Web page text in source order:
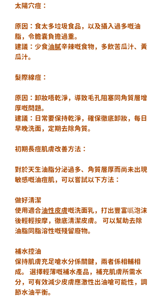
太陽穴痘：
原因：食太多垃圾食品，以及攝入過多嘅油
脂，令膽囊負擔過重。
建議：少食油膩辛辣嘅食物，多飲苦瓜汁、黃
瓜汁。
髮際線痘：
原因：卸妝唔乾淨，導致毛孔阻塞同角質層增
厚嘅問題。
建議：日常要保持乾淨，確保徹底卸妝，每日
早晚洗面，定期去除角質。
初期長痘肌膚改善方法：
對於天生油脂分泌過多、角質層厚而尚未出現
敏感嘅油痘肌，可以嘗試以下方法：
做好清潔
使用適合油性皮膚嘅洗面乳，打出豐富噅泡沫
後輕輕按摩，徹底清潔皮膚。 可以幫助去除
油脂同脂溶性嘅殘留廢物。
補水控油
保持肌膚充足嗆水分係關鍵，兩者係相輔相
成。 選擇輕薄嘅補水產品，補充肌膚所需水
分，可有效減少皮膚應激性出油嗆可能性，調
節水油平衡。